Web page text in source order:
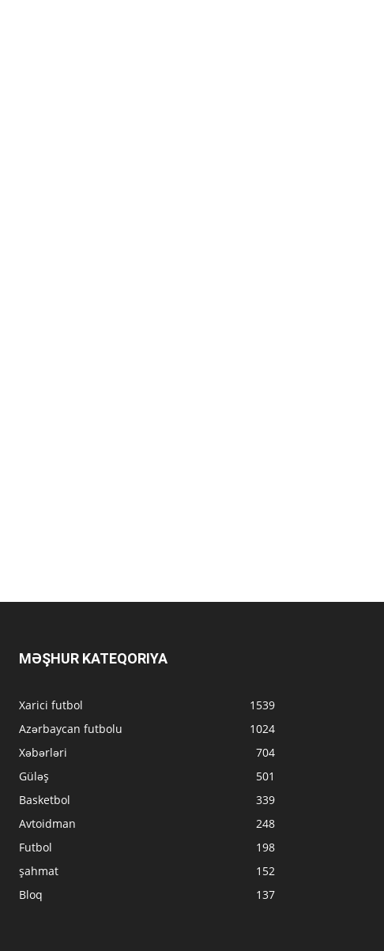
MƏŞHUR KATEQORIYA
Xarici futbol
1539
Azərbaycan futbolu
1024
Xəbərləri
704
Güləş
501
Basketbol
339
Avtoidman
248
Futbol
198
şahmat
152
Bloq
137